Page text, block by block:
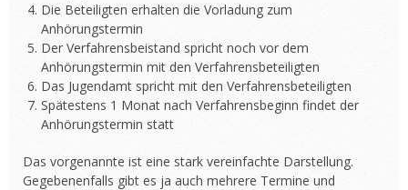
Die Beteiligten erhalten die Vorladung zum
Anhörungstermin
Der Verfahrensbeistand spricht noch vor dem
Anhörungstermin mit den Verfahrensbeteiligten
Das Jugendamt spricht mit den Verfahrensbeteiligten
Spätestens 1 Monat nach Verfahrensbeginn findet der
Anhörungstermin statt
Das vorgenannte ist eine stark vereinfachte Darstellung.
Gegebenenfalls gibt es ja auch mehrere Termine und